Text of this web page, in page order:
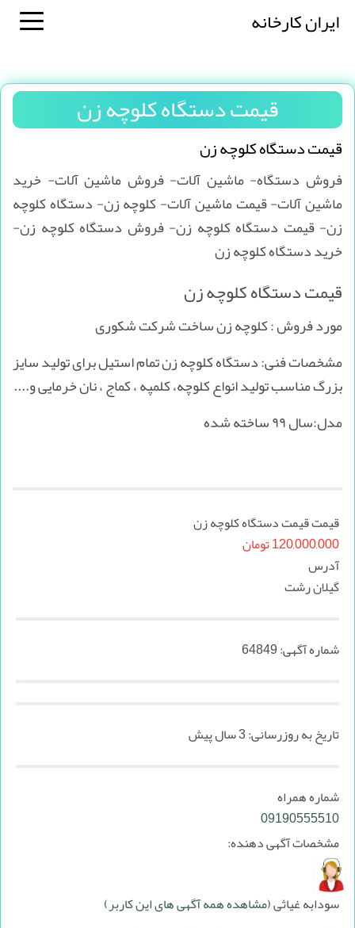
ایران کارخانه
قیمت دستگاه کلوچه زن
قیمت دستگاه کلوچه زن
فروش دستگاه- ماشین آلات- فروش ماشین آلات- خرید
ماشین آلات- قیمت ماشین آلات- کلوچه زن- دستگاه کلوچه
زن- قیمت دستگاه کلوچه زن- فروش دستگاه کلوچه زن-
خرید دستگاه کلوچه زن
قیمت دستگاه کلوچه زن
مورد فروش : کلوچه زن ساخت شرکت شکوری
مشخصات فنی: دستگاه کلوچه زن تمام استیل برای تولید سایز
بزرگ مناسب تولید انواع کلوچه، کلمپه ، کماج ، نان خرمایی و....
مدل:سال ۹۹ ساخته شده
قیمت قیمت دستگاه کلوچه زن
120,000,000 تومان
آدرس
گیلان رشت
شماره آگهی:64849
تاریخ به روزرسانی:3 سال پیش
شماره همراه
09190555510
مشخصات آگهی دهنده:
سودابه غیاثی(مشاهده همه آگهی های این کاربر)